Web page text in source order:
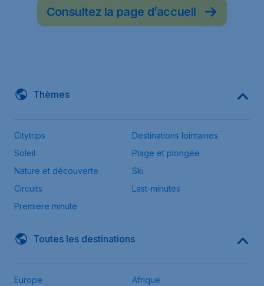
Consultez la page d’accueil
Thèmes
Citytrips
Destinations lointaines
Soleil
Plage et plongée
Nature et découverte
Ski
Circuits
Last-minutes
Premiere minute
Toutes les destinations
Europe
Afrique